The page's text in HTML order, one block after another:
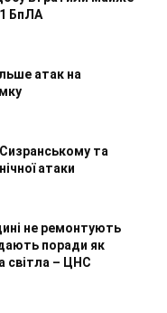
БпЛА
атак на
та
атаки
не ремонтують
поради як
світла – ЦНС